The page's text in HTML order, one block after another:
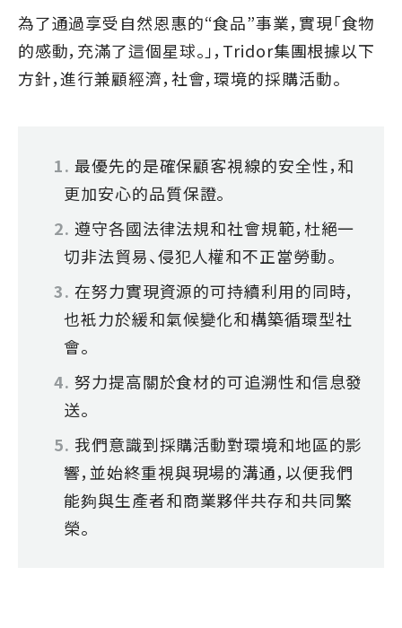
為了通過享受自然恩惠的“食品”事業，實現「食物
的感動，充滿了這個星球。」，Tridor集團根據以下
方針，進行兼顧經濟，社會，環境的採購活動。
最優先的是確保顧客視線的安全性，和
更加安心的品質保證。
遵守各國法律法規和社會規範，杜絕一
切非法貿易、侵犯人權和不正當勞動。
在努力實現資源的可持續利用的同時，
也衹力於緩和氣候變化和構築循環型社
會。
努力提高關於食材的可追溯性和信息發
送。
我們意識到採購活動對環境和地區的影
響，並始終重視與現場的溝通，以便我們
能夠與生產者和商業夥伴共存和共同繁
榮。